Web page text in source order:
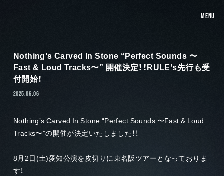
MENU
Nothingʼs Carved In Stone “Perfect Sounds 〜
Fast & Loud Tracks〜” 開催決定！！RULEʼs先行も受
付開始！
2025.06.06
Nothingʼs Carved In Stone “Perfect Sounds 〜Fast & Loud
Tracks〜”の開催が決定いたしました！！
8月2日(土)愛知公演を皮切りに東名阪ツアーとなっておりま
す！